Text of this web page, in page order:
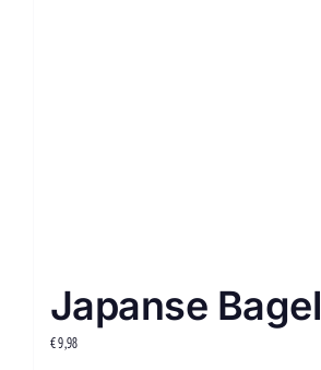
Japanse Bagel
€9,98